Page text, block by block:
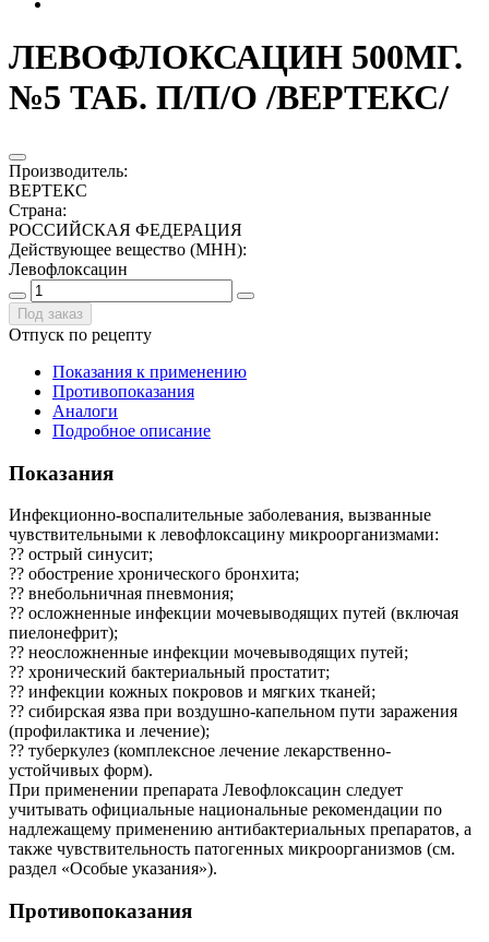
ЛЕВОФЛОКСАЦИН 500МГ.
№5 ТАБ. П/П/О /ВЕРТЕКС/
Производитель:
ВЕРТЕКС
Страна:
РОССИЙСКАЯ ФЕДЕРАЦИЯ
Действующее вещество (МНН):
Левофлоксацин
Под заказ
Отпуск по рецепту
Показания к применению
Противопоказания
Аналоги
Подробное описание
Показания
Инфекционно-воспалительные заболевания, вызванные
чувствительными к левофлоксацину микроорганизмами:
?? острый синусит;
?? обострение хронического бронхита;
?? внебольничная пневмония;
?? осложненные инфекции мочевыводящих путей (включая
пиелонефрит);
?? неосложненные инфекции мочевыводящих путей;
?? хронический бактериальный простатит;
?? инфекции кожных покровов и мягких тканей;
?? сибирская язва при воздушно-капельном пути заражения
(профилактика и лечение);
?? туберкулез (комплексное лечение лекарственно-
устойчивых форм).
При применении препарата Левофлоксацин следует
учитывать официальные национальные рекомендации по
надлежащему применению антибактериальных препаратов, а
также чувствительность патогенных микроорганизмов (см.
раздел «Особые указания»).
Противопоказания